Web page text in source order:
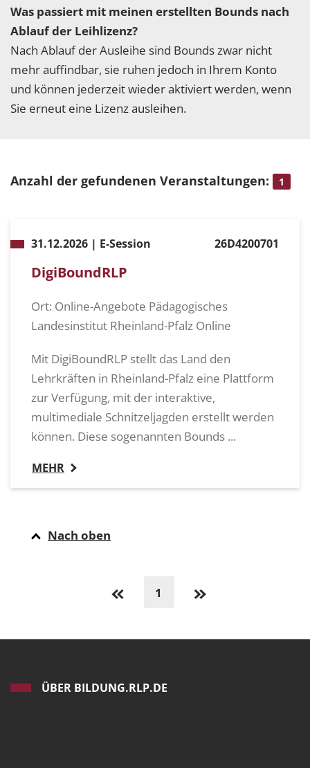
Was passiert mit meinen erstellten Bounds nach
Ablauf der Leihlizenz?
Nach Ablauf der Ausleihe sind Bounds zwar nicht
mehr auffindbar, sie ruhen jedoch in Ihrem Konto
und können jederzeit wieder aktiviert werden, wenn
Sie erneut eine Lizenz ausleihen.
Anzahl der gefundenen Veranstaltungen: 1
31.12.2026 | E-Session 26D4200701
DigiBoundRLP
Ort: Online-Angebote Pädagogisches
Landesinstitut Rheinland-Pfalz Online
Mit DigiBoundRLP stellt das Land den
Lehrkräften in Rheinland-Pfalz eine Plattform
zur Verfügung, mit der interaktive,
multimediale Schnitzeljagden erstellt werden
können. Diese sogenannten Bounds ...
MEHR
Nach oben
1
ÜBER BILDUNG.RLP.DE